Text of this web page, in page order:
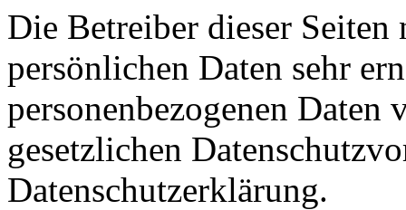
Die Betreiber dieser Seiten
persönlichen Daten sehr
personenbezogenen Daten
gesetzlichen
Datenschutzerklärung.